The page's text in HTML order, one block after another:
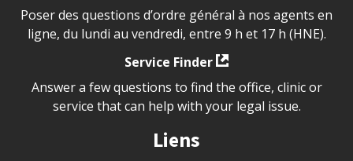
Poser des questions d’ordre général à nos agents en
ligne, du lundi au vendredi, entre 9 h et 17 h (HNE).
Service Finder
Answer a few questions to find the office, clinic or
service that can help with your legal issue.
Liens